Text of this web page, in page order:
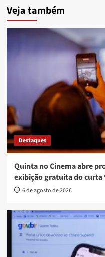
Veja também
Destaques
Quinta no Cinema abre
exibição gratuita do curta
6 de agosto de 2026